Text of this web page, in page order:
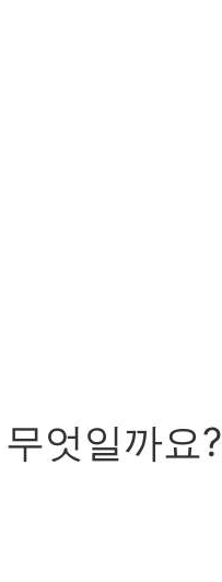
엇일까요?